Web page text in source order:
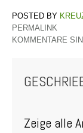
PERMALINK
KOMMENTARE
Zeige alle